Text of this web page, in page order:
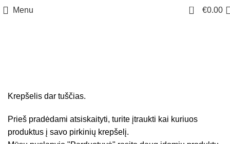
Menu 0 €0.00
Krepšelis dar tuščias.
Prieš pradėdami atsiskaityti, turite įtraukti kai kuriuos
produktus į savo pirkinių krepšelį.